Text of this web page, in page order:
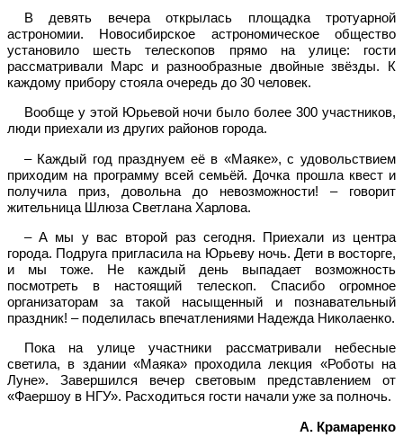
В девять вечера открылась площадка тротуарной
астрономии. Новосибирское астрономическое общество
установило шесть телескопов прямо на улице: гости
рассматривали Марс и разнообразные двойные звёзды. К
каждому прибору стояла очередь до 30 человек.
Вообще у этой Юрьевой ночи было более 300 участников,
люди приехали из других районов города.
– Каждый год празднуем её в «Маяке», с удовольствием
приходим на программу всей семьёй. Дочка прошла квест и
получила приз, довольна до невозможности! – говорит
жительница Шлюза Светлана Харлова.
– А мы у вас второй раз сегодня. Приехали из центра
города. Подруга пригласила на Юрьеву ночь. Дети в восторге,
и мы тоже. Не каждый день выпадает возможность
посмотреть в настоящий телескоп. Спасибо огромное
организаторам за такой насыщенный и познавательный
праздник! – поделилась впечатлениями Надежда Николаенко.
Пока на улице участники рассматривали небесные
светила, в здании «Маяка» проходила лекция «Роботы на
Луне». Завершился вечер световым представлением от
«Фаершоу в НГУ». Расходиться гости начали уже за полночь.
А. Крамаренко